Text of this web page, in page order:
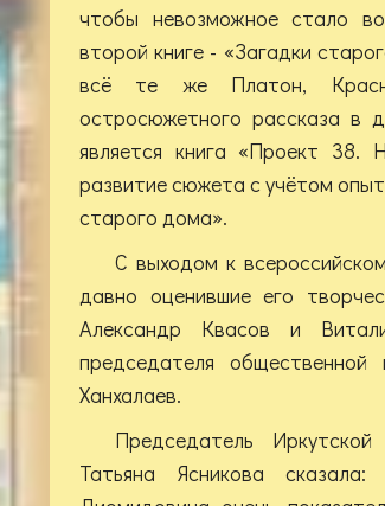
чтобы невозможное стало
второй книге - «Загадки
всё те же Платон,
остросюжетного рассказа в
является книга «Проект 38.
развитие сюжета с учётом
старого дома».
С выходом к
давно оценившие его
Александр Квасов и
председателя
Ханхалаев.
Председатель
Татьяна Ясникова